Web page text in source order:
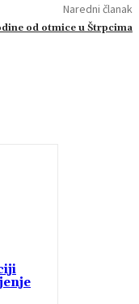
Naredni članak
od otmice u Štrpcima